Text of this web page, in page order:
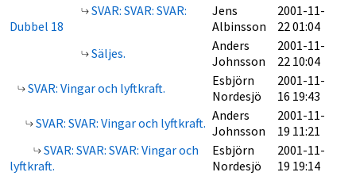
SVAR: SVAR: SVAR:
Dubbel 18
Jens
Albinsson
2001-11-
22 01:04
Säljes.
Anders
Johnsson
2001-11-
22 10:04
SVAR: Vingar och lyftkraft.
Esbjörn
Nordesjö
2001-11-
16 19:43
SVAR: SVAR: Vingar och lyftkraft. Anders
Johnsson
2001-11-
19 11:21
SVAR: SVAR: SVAR: Vingar och
lyftkraft.
Esbjörn
Nordesjö
2001-11-
19 19:14